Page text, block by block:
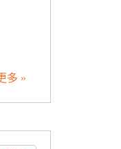
多 »